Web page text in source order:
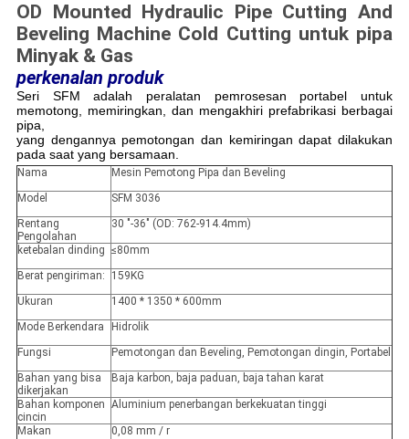
OD Mounted Hydraulic Pipe Cutting And
Beveling Machine Cold Cutting untuk pipa
Minyak & Gas
perkenalan produk
Seri SFM adalah peralatan pemrosesan portabel untuk
memotong, memiringkan, dan mengakhiri prefabrikasi berbagai
pipa,
yang dengannya pemotongan dan kemiringan dapat dilakukan
pada saat yang bersamaan.
Nama
Mesin Pemotong Pipa dan Beveling
Model
SFM 3036
Rentang
Pengolahan
30 "-36" (OD: 762-914.4mm)
ketebalan dinding ≤80mm
Berat pengiriman:
159KG
Ukuran
1400 * 1350 * 600mm
Mode Berkendara
Hidrolik
Fungsi
Pemotongan dan Beveling, Pemotongan dingin, Portabel
Bahan yang bisa
dikerjakan
Baja karbon, baja paduan, baja tahan karat
Bahan komponen
cincin
Aluminium penerbangan berkekuatan tinggi
Makan
0,08 mm / r